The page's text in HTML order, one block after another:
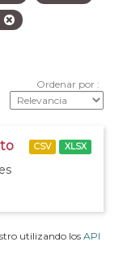
Ordenar por
CSV XLSX
utilizando los API